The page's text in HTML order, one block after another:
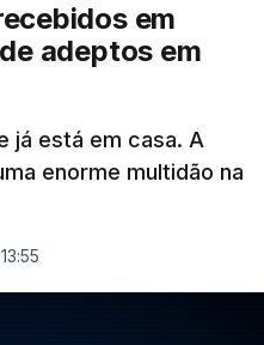
em
adeptos em
já está em casa. A
enorme multidão na